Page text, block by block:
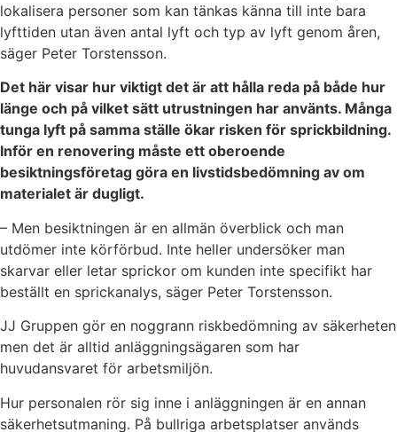
lokalisera personer som kan tänkas känna till inte bara
lyfttiden utan även antal lyft och typ av lyft genom åren,
säger Peter Torstensson.
Det här visar hur viktigt det är att hålla reda på både hur
länge och på vilket sätt utrustningen har använts. Många
tunga lyft på samma ställe ökar risken för sprickbildning.
Inför en renovering måste ett oberoende
besiktningsföretag göra en livstidsbedömning av om
materialet är dugligt.
– Men besiktningen är en allmän överblick och man
utdömer inte körförbud. Inte heller undersöker man
skarvar eller letar sprickor om kunden inte specifikt har
beställt en sprickanalys, säger Peter Torstensson.
JJ Gruppen gör en noggrann riskbedömning av säkerheten
men det är alltid anläggningsägaren som har
huvudansvaret för arbetsmiljön.
Hur personalen rör sig inne i anläggningen är en annan
säkerhetsutmaning. På bullriga arbetsplatser används